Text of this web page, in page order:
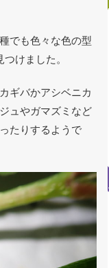
でも色々な色の型
けました。
ギバかアシベニカ
ュやガマズミなど
たりするようで